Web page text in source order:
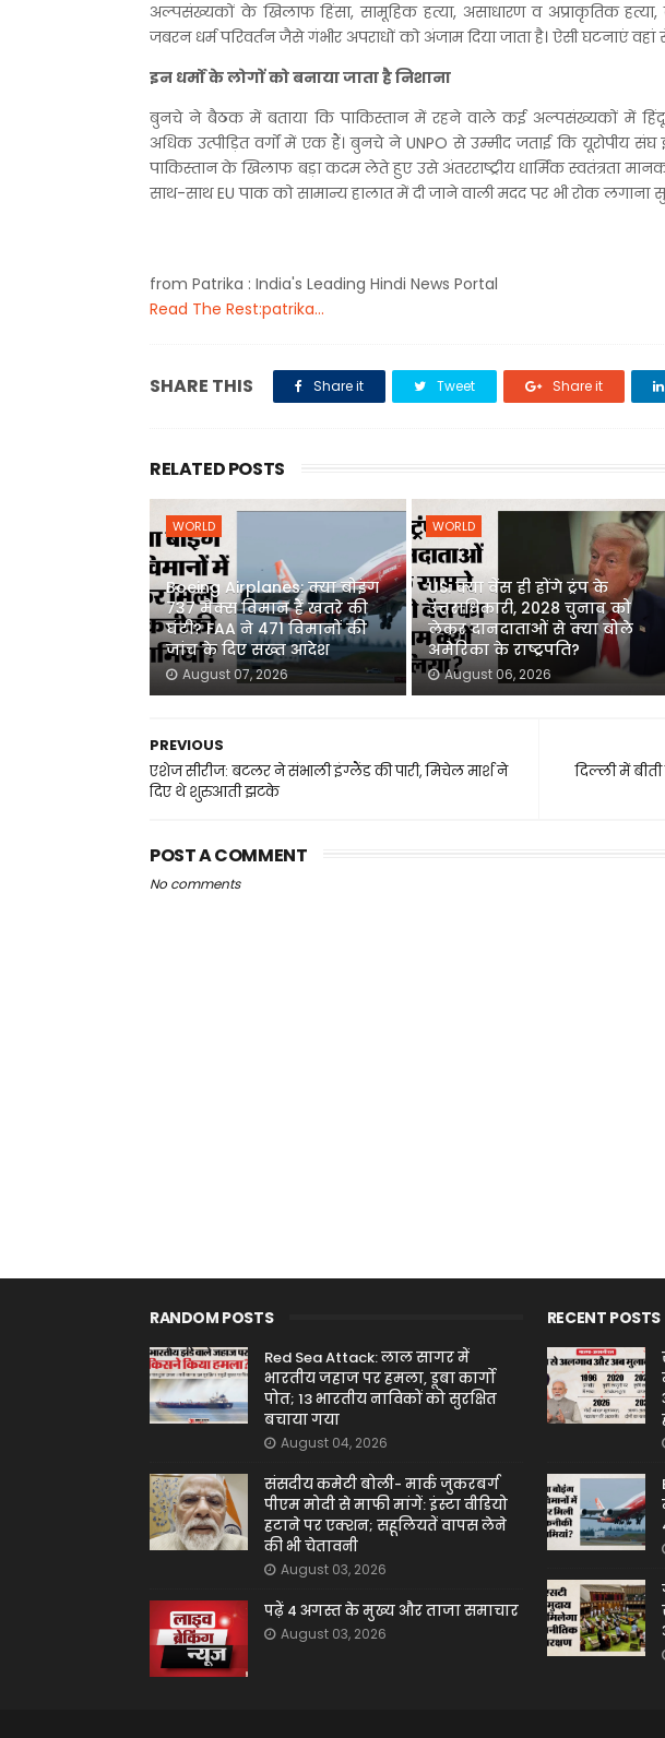
अल्पसंख्यकों के खिलाफ हिंसा, सामूहिक हत्या, असाधारण व अप्राकृतिक
जबरन धर्म परिवर्तन जैसे गंभीर अपराधों को अंजाम दिया जाता है। ऐसी घटनाएं
इन धर्मों के लोगों को बनाया जाता है निशाना
बुनचे ने बैठक में बताया कि पाकिस्तान में रहने वाले कई अल्पसंख्यकों में
अधिक उत्पीड़ित वर्गों में एक हैं। बुनचे ने UNPO से उम्मीद जताई कि
पाकिस्तान के खिलाफ बड़ा कदम लेते हुए उसे अंतरराष्ट्रीय धार्मिक स्वतंत्रता
साथ-साथ EU पाक को सामान्य हालात में दी जाने वाली मदद पर भी रोक लगाना
from Patrika : India's Leading Hindi News Portal
Read The Rest:patrika...
SHARE THIS Share it Tweet Share it
RELATED POSTS
WORLD
Boeing Airplanes: क्या बोइंग
737 मैक्स विमान हैं खतरे की
घंटी? FAA ने 471 विमानों की
जांच के दिए सख्त आदेश
August 07, 2026
WORLD
US: क्या वेंस ही होंगे ट्रंप के
उत्तराधिकारी, 2028 चुनाव को
लेकर दानदाताओं से क्या बोले
अमेरिका के राष्ट्रपति?
August 06, 2026
दिल्ली में
PREVIOUS
एशेज सीरीज: बटलर ने संभाली इंग्लैंड की पारी, मिचेल मार्श ने
दिए थे शुरुआती झटके
POST A COMMENT
No comments
RANDOM POSTS
Red Sea Attack: लाल सागर में
भारतीय जहाज पर हमला, डूबा कार्गो
पोत; 13 भारतीय नाविकों को सुरक्षित
बचाया गया
August 04, 2026
संसदीय कमेटी बोली- मार्क जुकरबर्ग
पीएम मोदी से माफी मांगें: इंस्टा वीडियो
हटाने पर एक्शन; सहूलियतें वापस लेने
की भी चेतावनी
August 03, 2026
पढ़ें 4 अगस्त के मुख्य और ताजा समाचार
August 03, 2026
RECENT POSTS